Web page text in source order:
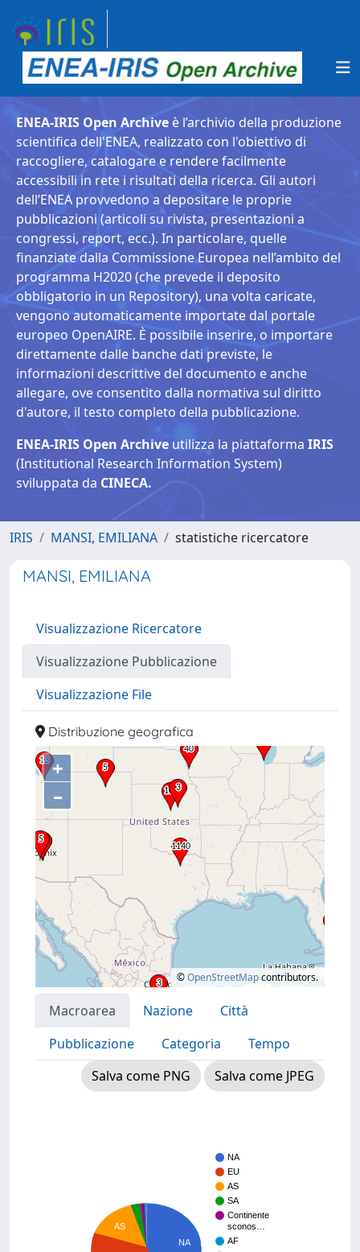
ENEA-IRIS Open Archive è l’archivio della produzione
scientifica dell'ENEA, realizzato con l'obiettivo di
raccogliere, catalogare e rendere facilmente
accessibili in rete i risultati della ricerca. Gli autori
dell’ENEA provvedono a depositare le proprie
pubblicazioni (articoli su rivista, presentazioni a
congressi, report, ecc.). In particolare, quelle
finanziate dalla Commissione Europea nell’ambito del
programma H2020 (che prevede il deposito
obbligatorio in un Repository), una volta caricate,
vengono automaticamente importate dal portale
europeo OpenAIRE. È possibile inserire, o importare
direttamente dalle banche dati previste, le
informazioni descrittive del documento e anche
allegare, ove consentito dalla normativa sul diritto
d'autore, il testo completo della pubblicazione.
ENEA-IRIS Open Archive utilizza la piattaforma IRIS
(Institutional Research Information System)
sviluppata da CINECA.
IRIS MANSI, EMILIANA statistiche ricercatore
MANSI, EMILIANA
Visualizzazione Ricercatore
Visualizzazione Pubblicazione
Visualizzazione File
Distribuzione geografica
+
–
©OpenStreetMapcontributors.
Macroarea Nazione
Città
Pubblicazione
Categoria
Tempo
Salva come PNG
Salva come JPEG
NA
EU
AS
SA
Continente
sconos…
AF
NA
AS